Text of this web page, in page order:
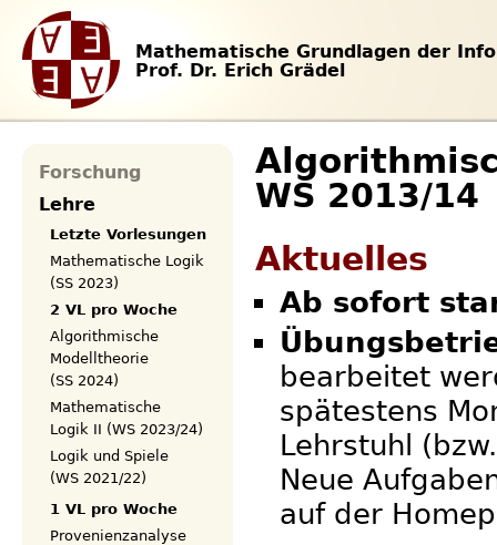
Mathematische Grundlagen der
Prof. Dr. Erich Grädel
WS 2013/14
Aktuelles
Ab sofort
bearbeitet
spätestens
Lehrstuhl
Neue
auf der
Forschung
Lehre
Letzte Vorlesungen
Mathematische Logik
(SS 2023)
2 VL pro Woche
Algorithmische
Modelltheorie
(SS 2024)
Mathematische
Logik II (WS 2023/24)
Logik und Spiele
(WS 2021/22)
1 VL pro Woche
Provenienzanalyse